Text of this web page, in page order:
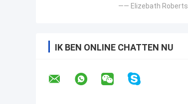
—— Elizebath Roberts
IK BEN ONLINE CHATTEN NU